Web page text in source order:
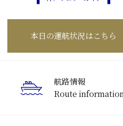
本日の運航状況はこちら
航路情報
Route